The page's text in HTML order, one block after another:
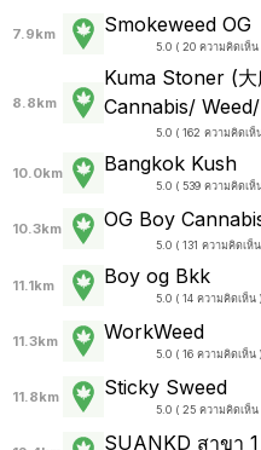
7.9km Smokeweed OG
5.0 ( 20 ความคิดเห็น
8.8km
Kuma Stoner (
Cannabis/
5.0 ( 162 ความคิดเห็
10.0km Bangkok Kush
5.0 ( 539 ความคิดเห็
10.3km OG Boy
5.0 ( 131 ความคิดเห็
11.1km Boy og Bkk
5.0 ( 14 ความคิดเห็น )
11.3km WorkWeed
5.0 ( 16 ความคิดเห็น )
11.8km Sticky Sweed
5.0 ( 25 ความคิดเห็น
SUANKD สาขา